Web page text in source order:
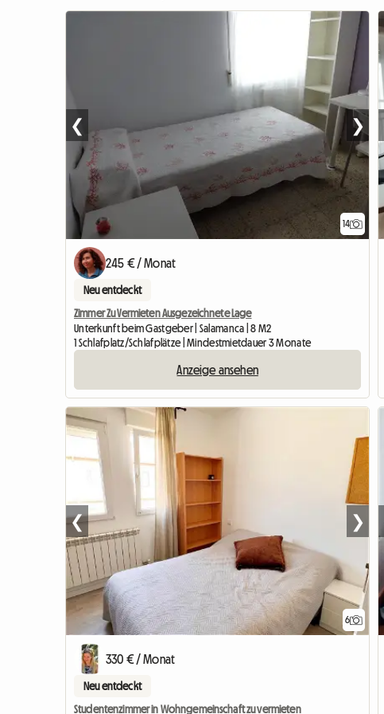
14
❮ ❯
245 € / Monat
Neu entdeckt
Zimmer Zu Vermieten Ausgezeichnete Lage
Unterkunft beim Gastgeber | Salamanca | 8 M2
1 Schlafplatz/Schlafplätze | Mindestmietdauer 3 Monate
Anzeige ansehen
6
❮ ❯
330 € / Monat
Neu entdeckt
Studentenzimmer in Wohngemeinschaft zu vermieten